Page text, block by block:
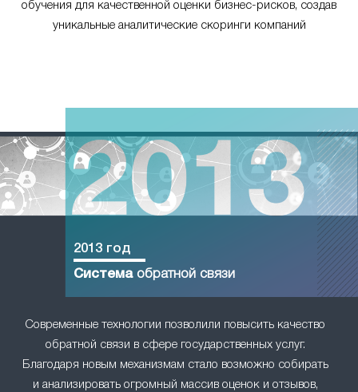
обучения для качественной оценки бизнес-рисков, создав
уникальные аналитические скоринги компаний
Современные технологии позволили повысить качество
обратной связи в сфере государственных услуг.
Благодаря новым механизмам стало возможно собирать
и анализировать огромный массив оценок и отзывов,
2013 год
Системаобратной связи